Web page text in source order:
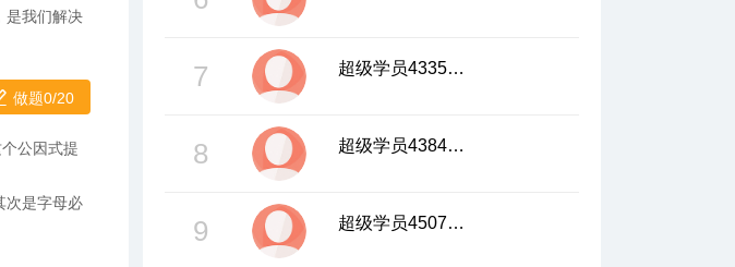
是我们解决
做题0/20
公因式提
次是字母必
7 超级学员4335658
8 超级学员4384829
9 超级学员4507550